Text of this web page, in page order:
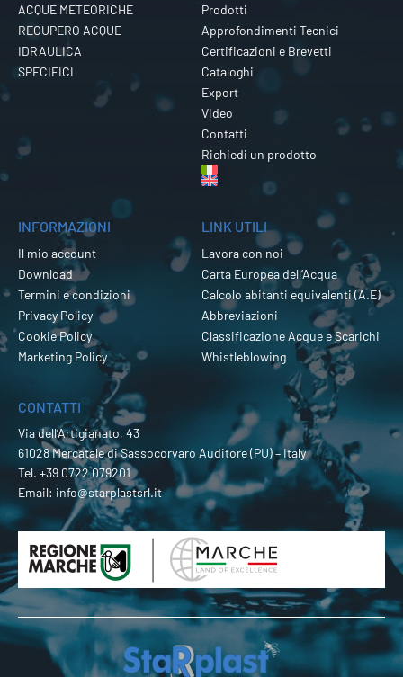
ACQUE METEORICHE
RECUPERO ACQUE
IDRAULICA
SPECIFICI
Prodotti
Approfondimenti Tecnici
Certificazioni e Brevetti
Cataloghi
Export
Video
Contatti
Richiedi un prodotto
INFORMAZIONI
Il mio account
Download
Termini e condizioni
Privacy Policy
Cookie Policy
Marketing Policy
LINK UTILI
Lavora con noi
Carta Europea dell’Acqua
Calcolo abitanti equivalenti (A.E)
Abbreviazioni
Classificazione Acque e Scarichi
Whistleblowing
CONTATTI
Via dell’Artigianato, 43
61028 Mercatale di Sassocorvaro Auditore (PU) – Italy
Tel. +39 0722 079201
Email: info@starplastsrl.it